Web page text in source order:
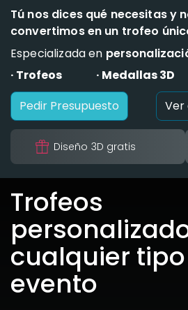
Tú nos dices qué necesitas y
convertimos en un trofeo
Especializada en
· Trofeos
· Medallas 3D
Pedir Presupuesto
Ver
Diseño 3D gratis
Trofeos
cualquier
evento